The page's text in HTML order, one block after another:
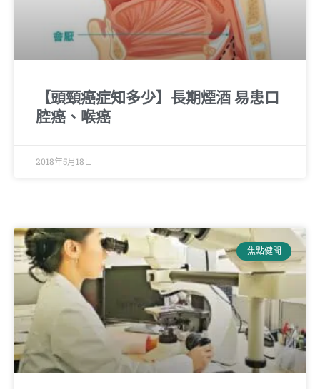
【頭頸癌症知多少】長期煙酒 易患口
腔癌、喉癌
2018年5月18日
焦點健聞